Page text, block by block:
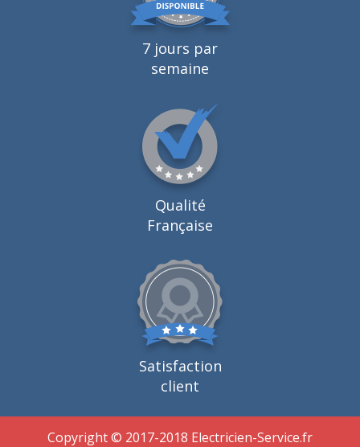
7 jours par
semaine
Qualité
Française
Satisfaction
client
Copyright © 2017-2018 Electricien-Service.fr